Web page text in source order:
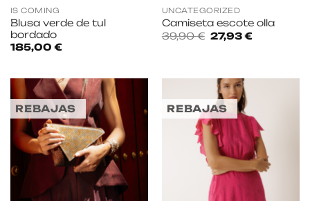
IS COMING
Blusa verde de tul
bordado
185,00 €
UNCATEGORIZED
Camiseta escote olla
39,90€ El
precio
27,93€El
REBAJAS REBAJAS